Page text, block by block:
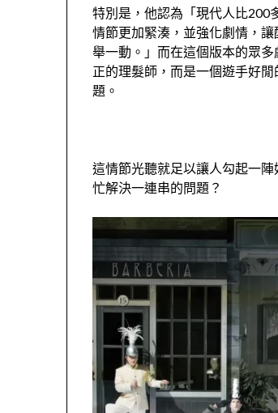
特別是，他認為「現代人比200
情節更加緊湊，並強化劇情，
舉一動。」而在這個版本的眾
正的理髮師，而是一個遊手好
題。
這情節光聽就足以讓人勾起一
忙解決一連串的問題？